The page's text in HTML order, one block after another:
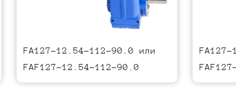
FA127-12.54-112-90.0 или
FAF127-12.54-112-90.0